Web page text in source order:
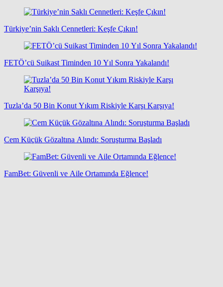
Türkiye’nin Saklı Cennetleri: Keşfe Çıkın!
FETÖ’cü Suikast Timinden 10 Yıl Sonra Yakalandı!
Tuzla’da 50 Bin Konut Yıkım Riskiyle Karşı Karşıya!
Cem Küçük Gözaltına Alındı: Soruşturma Başladı
FamBet: Güvenli ve Aile Ortamında Eğlence!